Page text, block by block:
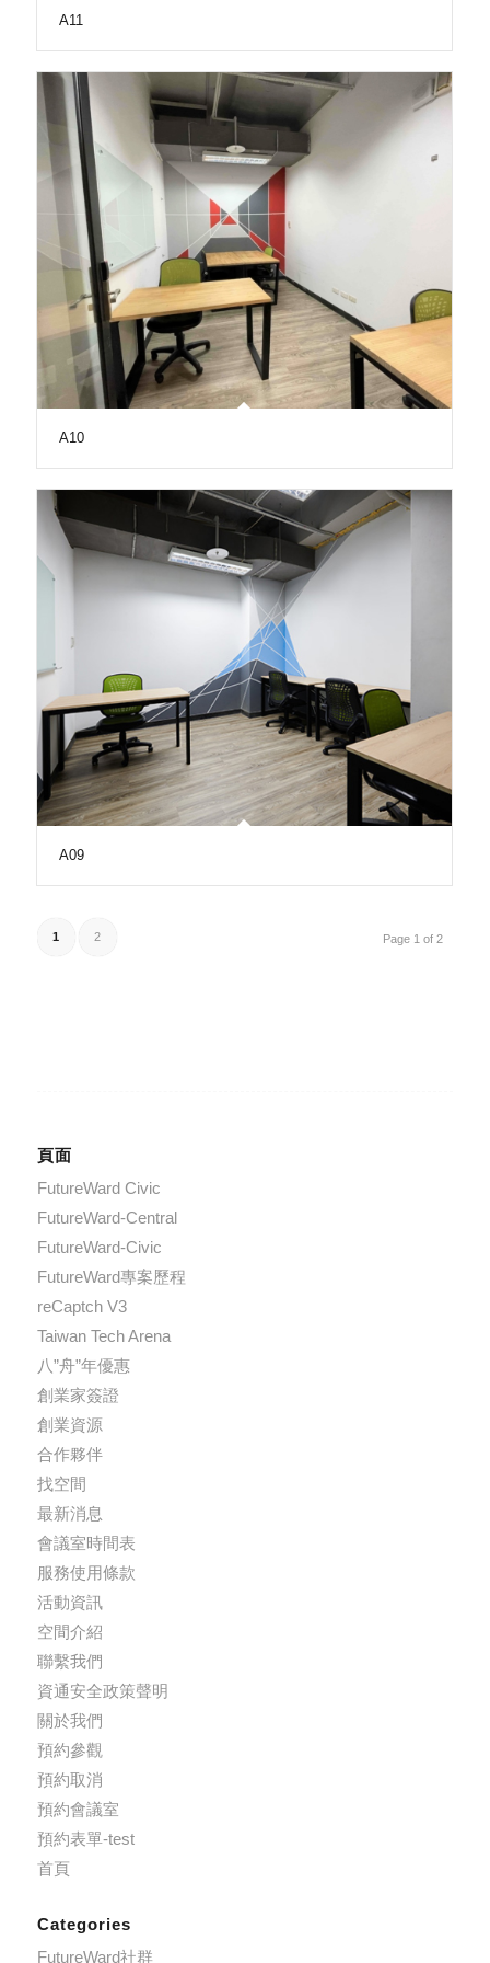
A11
A10
A09
Page 1 of 2
1 2
頁面
FutureWard Civic
FutureWard-Central
FutureWard-Civic
FutureWard專案歷程
reCaptch V3
Taiwan Tech Arena
八”舟”年優惠
創業家簽證
創業資源
合作夥伴
找空間
最新消息
會議室時間表
服務使用條款
活動資訊
空間介紹
聯繫我們
資通安全政策聲明
關於我們
預約參觀
預約取消
預約會議室
預約表單-test
首頁
Categories
FutureWard社群